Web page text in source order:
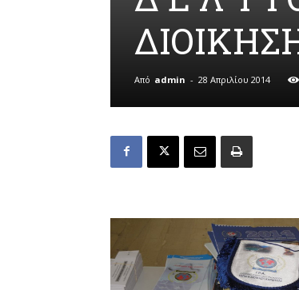
Από admin - 28 Απριλίου 2014